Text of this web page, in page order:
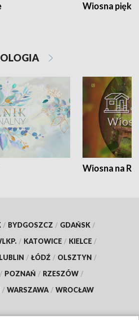
Wiosna
Wiosna na
/ BYDGOSZCZ / GDAŃSK /
/ KATOWICE / KIELCE /
LUBLIN / ŁÓDŹ / OLSZTYN /
/ POZNAŃ / RZESZÓW /
/ WARSZAWA / WROCŁAW